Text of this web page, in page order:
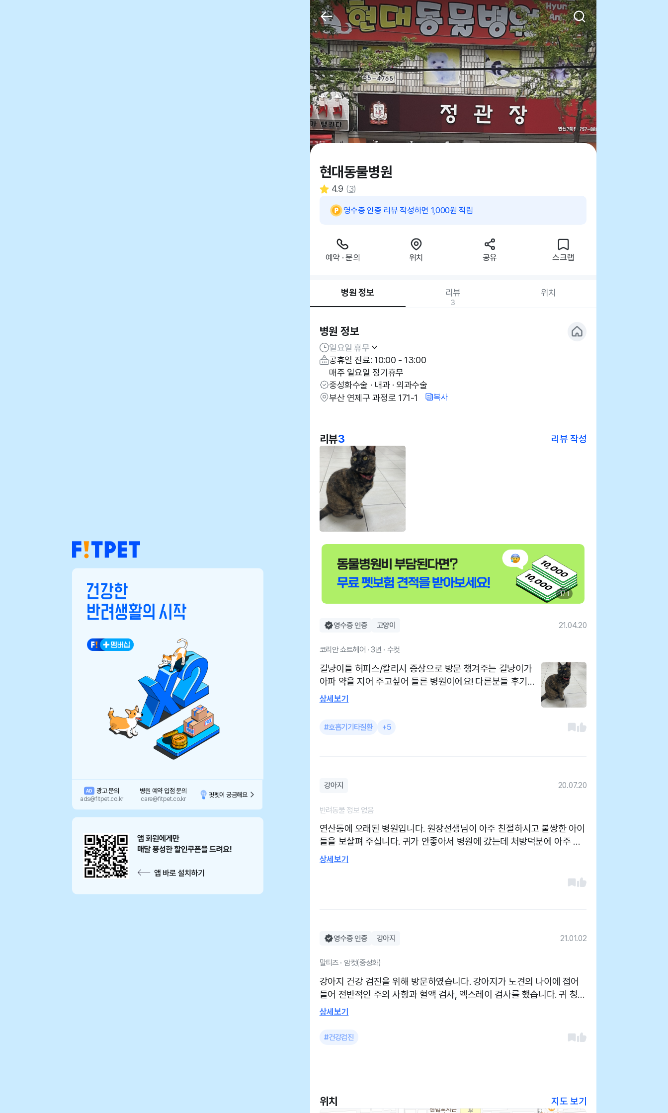
AD 광고 문의
ads@fitpet.co.kr
병원 예약 입점 문의
care@fitpet.co.kr
핏펫이 궁금해요
현대동물병원
4.9 (3)
영수증 인증 리뷰 작성하면 1,000원 적립
예약 · 문의 위치 공유 스크랩
병원 정보 리뷰
3
위치
병원 정보
일요일 휴무
공휴일 진료: 10:00 - 13:00
매주 일요일 정기휴무
중성화수술 · 내과 · 외과수술
부산 연제구 과정로 171-1
복사
리뷰3 리뷰 작성
1 / 1
영수증 인증 고양이 21.04.20
코리안 쇼트헤어 · 3년 · 수컷
길냥이들 허피스/칼리시 증상으로 방문 챙겨주는 길냥이가
아파 약을 지어 주고싶어 들른 병원이에요! 다른분들 후기에
원장님 친절하고 동물 사랑하신다하여 들렀는데 길냥이 처방
병원도 넓고 깔끔합니다 무엇보다 의료진분들도 친절하게 설
상세보기
#호흡기기타질환 +5
강아지 20.07.20
반려동물 정보 없음
연산동에 오래된 병원입니다. 원장선생님이 아주 친절하시고 불쌍한 아이
들을 보살펴 주십니다. 귀가 안좋아서 병원에 갔는데 처방덕분에 아주 많
이 나았어요!!
상세보기
영수증 인증 강아지 21.01.02
말티즈 · 암컷(중성화)
강아지 건강 검진을 위해 방문하였습니다. 강아지가 노견의 나이에 접어
들어 전반적인 주의 사항과 혈액 검사, 엑스레이 검사를 했습니다. 귀 청결
에 관한 검사와 노견의 이빨 건강에 대해 안내 받았습니다. 병원 바로 앞에
의문이 들었습니다. 원장님은 친절하십니다.
상세보기
#건강검진
위치 지도 보기